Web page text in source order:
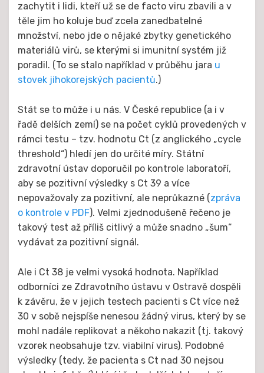
zachytit i lidi, kteří už se de facto viru zbavili a v
těle jim ho koluje buď zcela zanedbatelné
množství, nebo jde o nějaké zbytky genetického
materiálů virů, se kterými si imunitní systém již
poradil. (To se stalo například v průběhu jara u
stovek jihokorejských pacientů.)
Stát se to může i u nás. V České republice (a i v
řadě delších zemí) se na počet cyklů provedených v
rámci testu – tzv. hodnotu Ct (z anglického „cycle
threshold“) hledí jen do určité míry. Státní
zdravotní ústav doporučil po kontrole laboratoří,
aby se pozitivní výsledky s Ct 39 a více
nepovažovaly za pozitivní, ale neprůkazné (zpráva
o kontrole v PDF). Velmi zjednodušeně řečeno je
takový test až příliš citlivý a může snadno „šum“
vydávat za pozitivní signál.
Ale i Ct 38 je velmi vysoká hodnota. Například
odborníci ze Zdravotního ústavu v Ostravě dospěli
k závěru, že v jejich testech pacienti s Ct více než
30 v sobě nejspíše nenesou žádný virus, který by se
mohl nadále replikovat a někoho nakazit (tj. takový
vzorek neobsahuje tzv. viabilní virus). Podobné
výsledky (tedy, že pacienta s Ct nad 30 nejsou